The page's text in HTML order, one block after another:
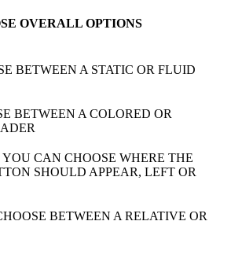
OVERALL OPTIONS
BETWEEN A STATIC OR FLUID
BETWEEN A COLORED OR
YOU CAN CHOOSE WHERE THE
SHOULD APPEAR, LEFT OR
BETWEEN A RELATIVE OR